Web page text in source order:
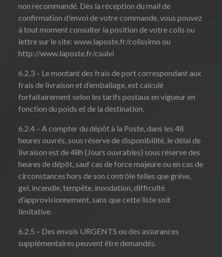
non recommandé. Dès la réception du mail de
confirmation d'envoi de votre commande, vous pouvez
à tout moment consulter la position de votre colis ou
lettre sur le site: www.laposte.fr/colissimo ou
http://www.laposte.fr/csuivi
6.2.3 – Le montant des frais de port correspondant aux
frais de livraison et d’emballage, est calculé
forfaitairement selon les tarifs postaux en vigueur en
fonction du poids et de la destination.
6.2.4 – A compter du dépôt à la Poste, dans les 48
heures ouvrés, sous réserve de disponibilité, le délai de
livraison est de 48h (Jours ouvrables) sous réserve des
heures de dépôt, sauf cas de force majeure ou en cas de
circonstances hors de son contrôle telles que grève,
gel, incendie, tempête, inondation, difficulté
d’approvisionnement, sans que cette liste soit
limitative.
6.2.5 – Des envois URGENTS ou des assurances
supplémentaires peuvent être demandés.